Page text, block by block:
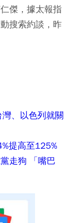
傑，據太報指
搜索約談，昨
、以色列就關
提高至125%
走狗 「嘴巴